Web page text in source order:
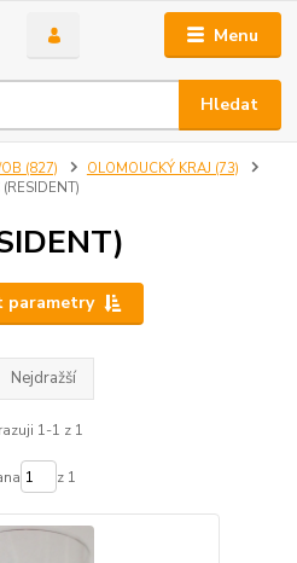
Menu
Hledat
(827)
OLOMOUCKÝ KRAJ (73)
parametry
Nejdražší
1-1 z 1
z 1